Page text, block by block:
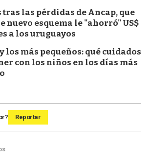
tras las pérdidas de Ancap, que
nuevo esquema le "ahorró" US$
a los uruguayos
los más pequeños: qué cuidados
con los niños en los días más
Reportar